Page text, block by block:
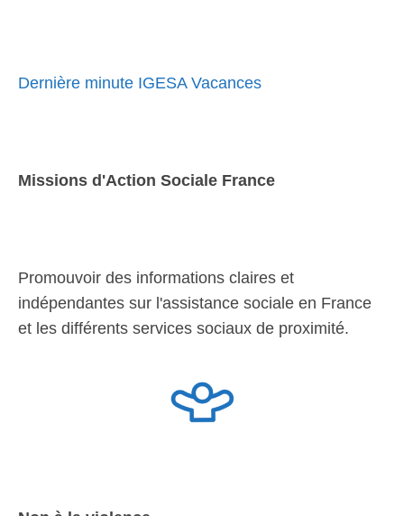
Dernière minute IGESA Vacances
Missions d'Action Sociale France
Promouvoir des informations claires et
indépendantes sur l'assistance sociale en France
et les différents services sociaux de proximité.